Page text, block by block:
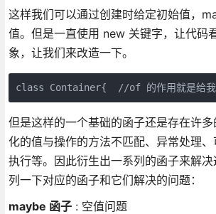
这样我们可以通过创建时给定初始值，
值。但是一直使用 new 关键字，让代码
象，让我们来改造一下。
class Container{  //of 的作用就是
但是这样的一个基础的函子还是存在许
化的值与操作的方法不匹配、异常处理
执行等。因此衍生出一系列的函子来解
列一下对应的函子和它们解决的问题：
maybe 函子: 空值问题